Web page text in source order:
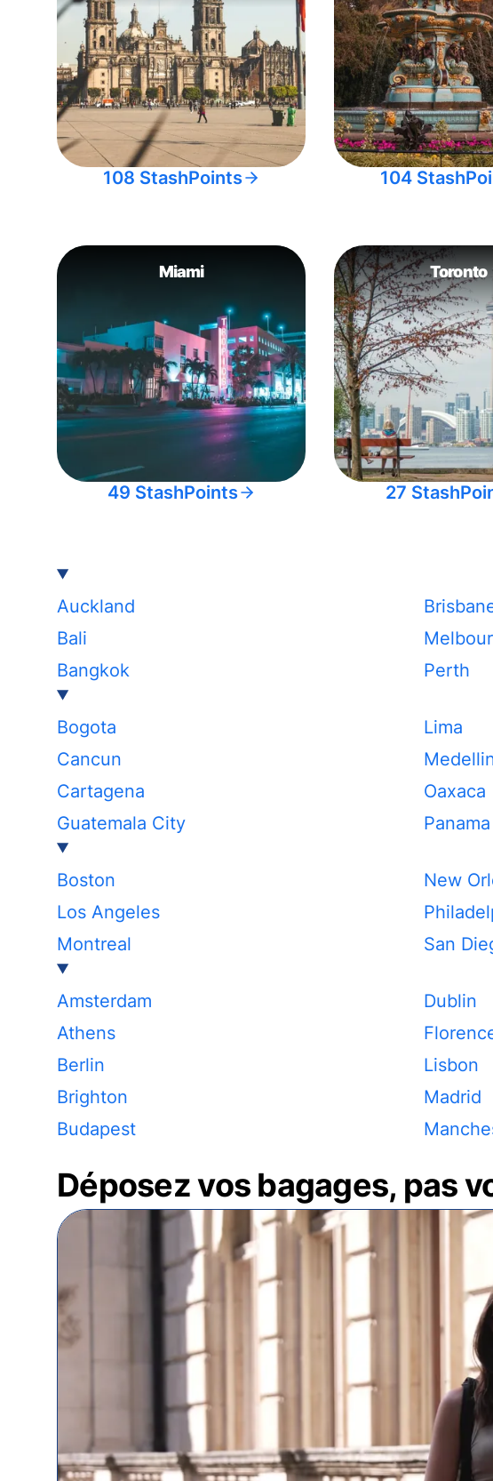
108 StashPoints 104
Miami
49 StashPoints
Toronto
27
Auckland
Bali
Bangkok
Perth
Bogota
Cancun
Cartagena
Guatemala City
Lima
Oaxaca
Boston
Los Angeles
Montreal
New
San
Amsterdam
Athens
Berlin
Brighton
Budapest
Dublin
Lisbon
Madrid
Déposez vos bagages, pas